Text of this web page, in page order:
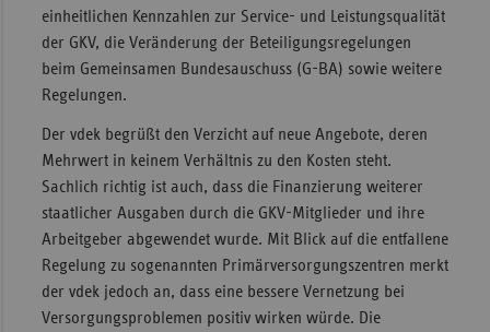
einheitlichen Kennzahlen zur Service- und Leistungsqualität
der GKV, die Veränderung der Beteiligungsregelungen
beim Gemeinsamen Bundesauschuss (G-BA) sowie weitere
Regelungen.
Der vdek begrüßt den Verzicht auf neue Angebote, deren
Mehrwert in keinem Verhältnis zu den Kosten steht.
Sachlich richtig ist auch, dass die Finanzierung weiterer
staatlicher Ausgaben durch die GKV-Mitglieder und ihre
Arbeitgeber abgewendet wurde. Mit Blick auf die entfallene
Regelung zu sogenannten Primärversorgungszentren merkt
der vdek jedoch an, dass eine bessere Vernetzung bei
Versorgungsproblemen positiv wirken würde. Die